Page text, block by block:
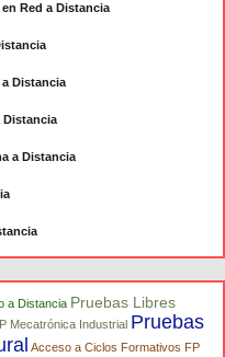
Red a Distancia
Distancia
Distancia
a Distancia
a Distancia Pruebas Libres
Mecatrónica Industrial Pruebas
Acceso a Ciclos Formativos FP